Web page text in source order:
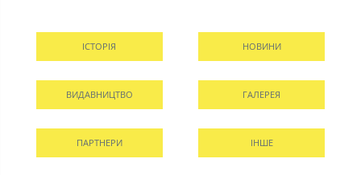
ІСТОРІЯ НОВИНИ
ВИДАВНИЦТВО ГАЛЕРЕЯ
ПАРТНЕРИ ІНШЕ